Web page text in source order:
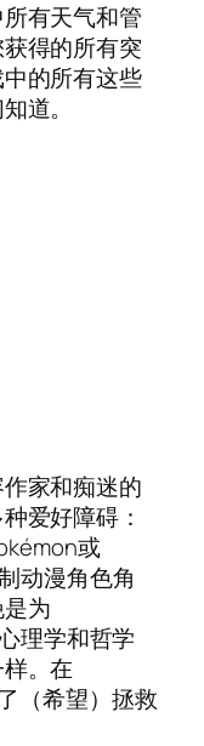
有天气和管
得的所有突
的所有这些
道。
家和痴迷的
爱好障碍：
或
动漫角色角
为
理学和哲学
。在
（希望）拯救